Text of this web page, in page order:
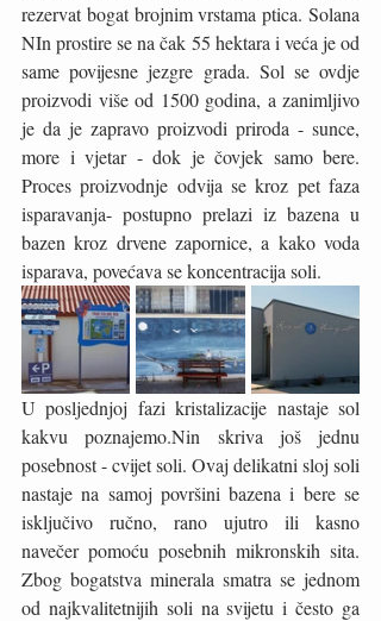
rezervat bogat brojnim vrstama ptica. Solana
NIn prostire se na čak 55 hektara i veća je od
same povijesne jezgre grada. Sol se ovdje
proizvodi više od 1500 godina, a zanimljivo
je da je zapravo proizvodi priroda - sunce,
more i vjetar - dok je čovjek samo bere.
Proces proizvodnje odvija se kroz pet faza
isparavanja- postupno prelazi iz bazena u
bazen kroz drvene zapornice, a kako voda
isparava, povećava se koncentracija soli.
U posljednjoj fazi kristalizacije nastaje sol
kakvu poznajemo.Nin skriva još jednu
posebnost - cvijet soli. Ovaj delikatni sloj soli
nastaje na samoj površini bazena i bere se
isključivo ručno, rano ujutro ili kasno
navečer pomoću posebnih mikronskih sita.
Zbog bogatstva minerala smatra se jednom
od najkvalitetnijih soli na svijetu i često ga